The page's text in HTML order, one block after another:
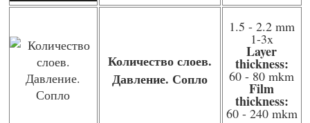
Количество слоев.
Давление. Сопло
1.5 - 2.2 mm
1-3x
Layer
thickness:
60 - 80 mkm
Film
thickness:
60 - 240 mkm